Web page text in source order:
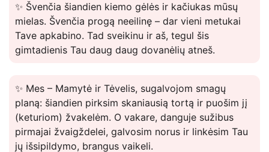
✨ Švenčia šiandien kiemo gėlės ir kačiukas mūsų
mielas. Švenčia progą neeilinę – dar vieni metukai
Tave apkabino. Tad sveikinu ir aš, tegul šis
gimtadienis Tau daug daug dovanėlių atneš.
✨ Mes – Mamytė ir Tėvelis, sugalvojom smagų
planą: šiandien pirksim skaniausią tortą ir puošim jį
(keturiom) žvakelėm. O vakare, danguje sužibus
pirmajai žvaigždelei, galvosim norus ir linkėsim Tau
jų išsipildymo, brangus vaikeli.